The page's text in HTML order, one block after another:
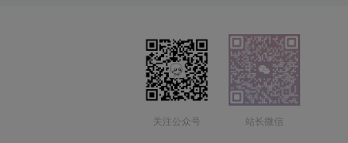
关注公众号 站长微信